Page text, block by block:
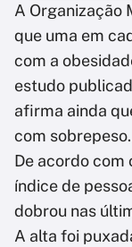
A Organização
que uma em
com a
estudo
afirma ainda
com sobrepeso.
De acordo com
índice de
dobrou nas
A alta foi